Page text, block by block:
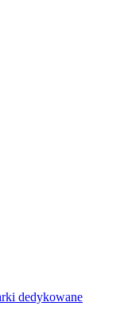
dedykowane